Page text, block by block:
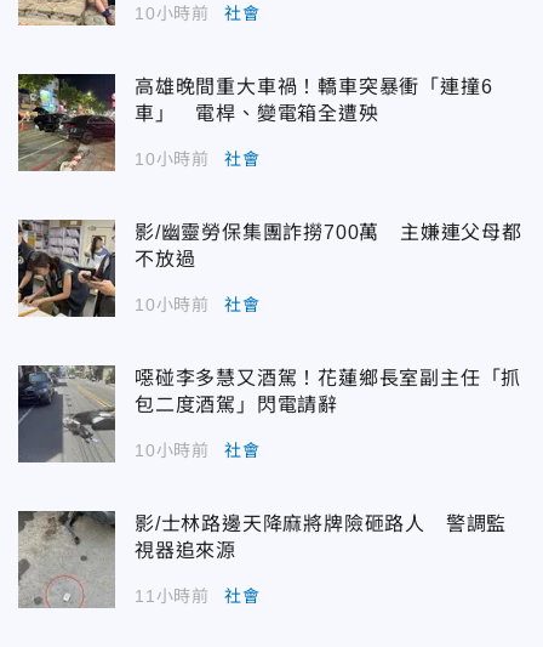
10小時前 社會
高雄晚間重大車禍！轎車突暴衝「連撞6
車」 電桿、變電箱全遭殃
10小時前 社會
影/幽靈勞保集團詐撈700萬 主嫌連父母都
不放過
10小時前 社會
噁碰李多慧又酒駕！花蓮鄉長室副主任「抓
包二度酒駕」閃電請辭
10小時前 社會
影/士林路邊天降麻將牌險砸路人 警調監
視器追來源
11小時前 社會